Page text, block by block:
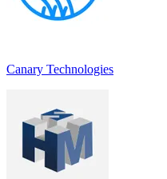
Canary Technologies